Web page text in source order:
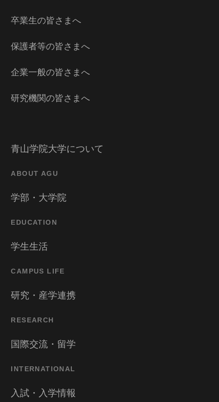
卒業生の皆さまへ
保護者等の皆さまへ
企業一般の皆さまへ
研究機関の皆さまへ
青山学院大学について
ABOUT AGU
学部・大学院
EDUCATION
学生生活
CAMPUS LIFE
研究・産学連携
RESEARCH
国際交流・留学
INTERNATIONAL
入試・入学情報